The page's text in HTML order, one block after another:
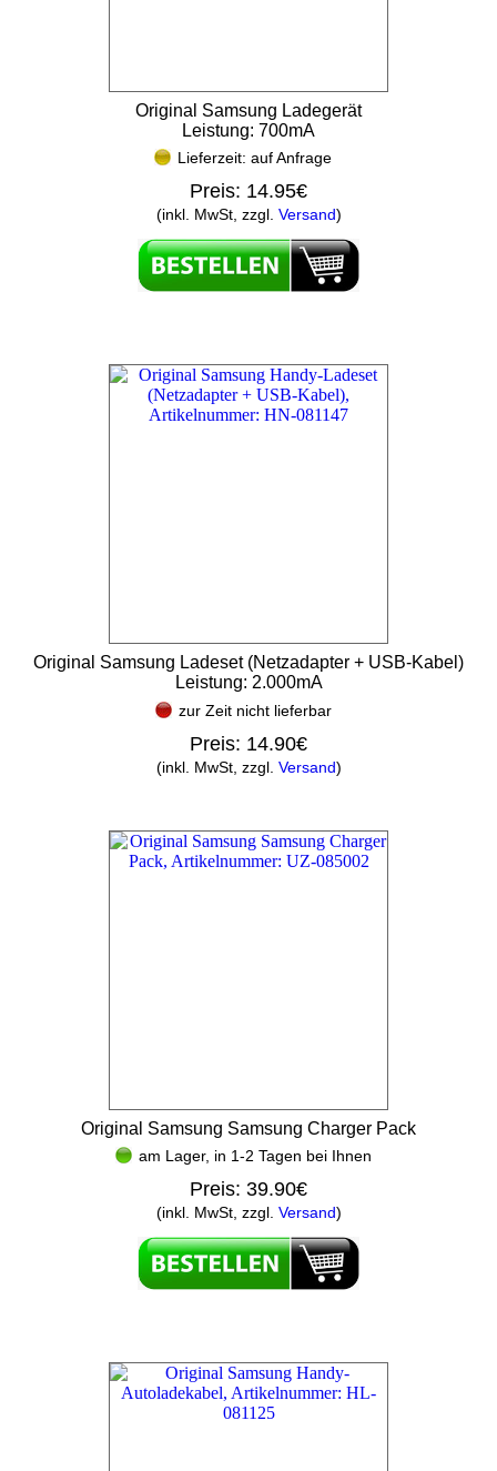
Original Samsung Ladegerät
Leistung: 700mA
Lieferzeit: auf Anfrage
Preis: 14.95€
(inkl. MwSt, zzgl. Versand)
Original Samsung Ladeset (Netzadapter + USB-Kabel)
Leistung: 2.000mA
zur Zeit nicht lieferbar
Preis: 14.90€
(inkl. MwSt, zzgl. Versand)
Original Samsung Samsung Charger Pack
am Lager, in 1-2 Tagen bei Ihnen
Preis: 39.90€
(inkl. MwSt, zzgl. Versand)